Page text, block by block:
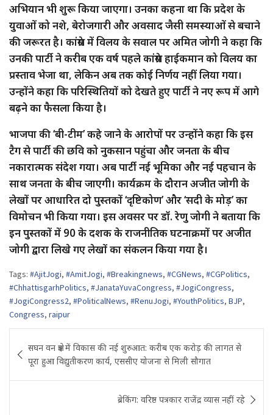
अभियान भी शुरू किया जाएगा। उनका कहना था कि प्रदेश के
युवाओं को नशे, बेरोजगारी और अवसाद जैसी समस्याओं से बचाने
की जरूरत है। कांग्रेस में विलय के सवाल पर अमित जोगी ने कहा कि
उनकी पार्टी ने करीब एक वर्ष पहले कांग्रेस हाईकमान को विलय का
प्रस्ताव भेजा था, लेकिन अब तक कोई निर्णय नहीं लिया गया।
उन्होंने कहा कि परिस्थितियों को देखते हुए पार्टी ने नए रूप में आगे
बढ़ने का फैसला किया है।
भाजपा की ‘बी-टीम’ कहे जाने के आरोपों पर उन्होंने कहा कि इस
टैग से पार्टी की छवि को नुकसान पहुंचा और जनता के बीच
नकारात्मक संदेश गया। अब पार्टी नई भूमिका और नई पहचान के
साथ जनता के बीच जाएगी। कार्यक्रम के दौरान अजीत जोगी के
लेखों पर आधारित दो पुस्तकों ‘दृष्टिकोण’ और ‘सदी के मोड़’ का
विमोचन भी किया गया। इस अवसर पर डॉ. रेणु जोगी ने बताया कि
इन पुस्तकों में 90 के दशक के राजनीतिक घटनाक्रमों पर अजीत
जोगी द्वारा लिखे गए लेखों का संकलन किया गया है।
Tags: #AjitJogi, #AmitJogi, #Breakingnews, #CGNews, #CGPolitics,
#ChhattisgarhPolitics, #JanataYuvaCongress, #JogiCongress,
#JogiCongress2, #PoliticalNews, #RenuJogi, #YouthPolitics, BJP,
Congress, raipur
navigation
सघन वन क्षेत्र में विकास की नई शुरुआत: करीब एक करोड़ की लागत से
पूरा हुआ विद्युतीकरण कार्य, एससीए योजना से मिली सौगात
ब्रेकिंग: वरिष्ठ पत्रकार राजेंद्र व्यास नहीं रहे